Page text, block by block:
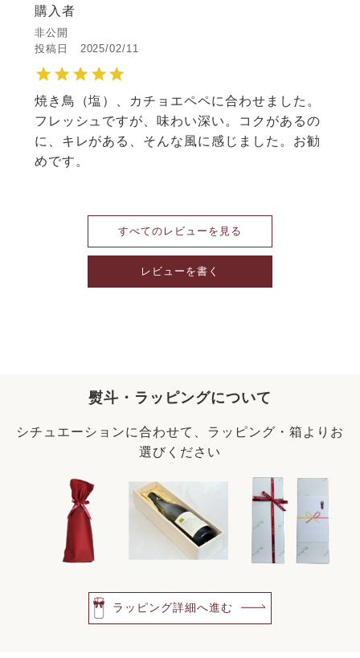
購入者
非公開
投稿日
2025/02/11
焼き鳥（塩）、カチョエペペに合わせました。
フレッシュですが、味わい深い。コクがあるの
に、キレがある、そんな風に感じました。お勧
めです。
すべてのレビューを見る
レビューを書く
熨斗・ラッピングについて
シチュエーションに合わせて、ラッピング・箱よりお
選びください
ラッピング詳細へ進む